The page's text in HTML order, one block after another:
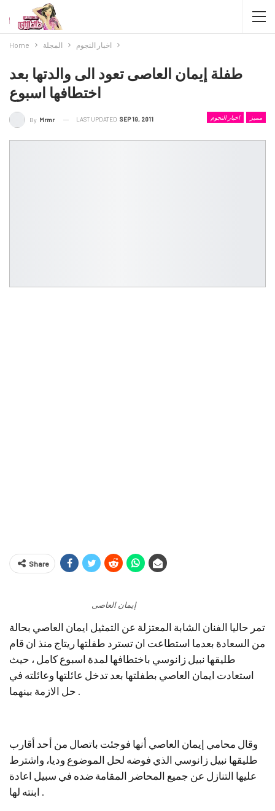
Home المجلة اخبار النجوم
طفلة إيمان العاصى تعود الى والدتها بعد
اختطافها اسبوع
اخبار النجوم مميز By Mrmr LAST UPDATED SEP 19, 2011
Share
إيمان العاصى
تمر حاليا الفنان الشابة المعتزلة عن التمثيل ايمان العاصي بحالة
من السعادة بعدما استطاعت ان تسترد طفلتها ريتاج منذ ان قام
طليقها نبيل زانوسي باختطافها لمدة اسبوع كامل ، حيث
استعادت ايمان العاصي بطفلتها بعد تدخل عائلتها وعائلته في
حل الازمة بينهما .
وقال محامي إيمان العاصي أنها فوجئت باتصال من أحد أقارب
طليقها نبيل زانوسي الذي فوضه لحل الموضوع وديا، واشترط
عليها التنازل عن جميع المحاضر المقامة ضده في سبيل اعادة
ابنته لها .